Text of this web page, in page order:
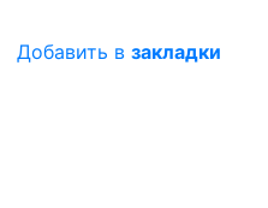
Добавить в закладки